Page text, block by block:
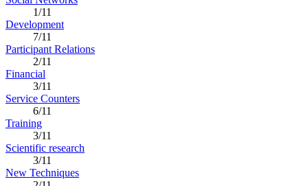
1/11
Development
7/11
Participant Relations
2/11
Financial
3/11
Service Counters
6/11
Training
3/11
Scientific research
3/11
New Techniques